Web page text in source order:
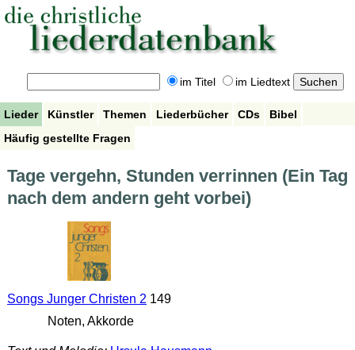
im Titel im Liedtext
Lieder Künstler Themen Liederbücher CDs
Bibel
Häufig gestellte Fragen
Tage vergehn, Stunden verrinnen (Ein Tag
nach dem andern geht vorbei)
Songs Junger Christen 2 149
Noten, Akkorde